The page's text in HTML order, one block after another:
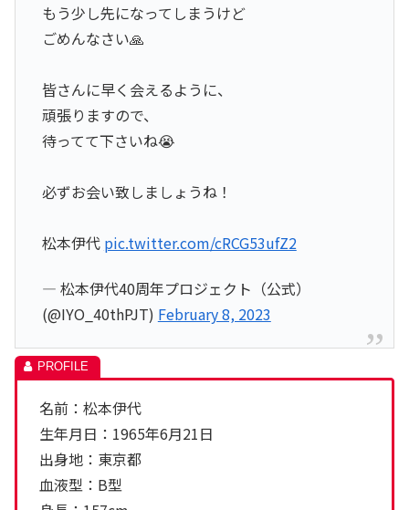
もう少し先になってしまうけど
ごめんなさい🙏
皆さんに早く会えるように、
頑張りますので、
待ってて下さいね😭
必ずお会い致しましょうね！
松本伊代 pic.twitter.com/cRCG53ufZ2
— 松本伊代40周年プロジェクト（公式）
(@IYO_40thPJT) February 8, 2023
名前：松本伊代
生年月日：1965年6月21日
出身地：東京都
血液型：B型